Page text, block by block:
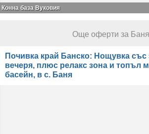
Конна база Вуковия
Още оферти за Баня
Почивка край Банско: Нощувка със
вечеря, плюс релакс зона и топъл
басейн, в с. Баня